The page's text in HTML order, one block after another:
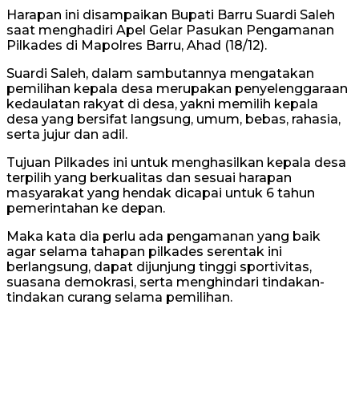
Harapan ini disampaikan Bupati Barru Suardi Saleh
saat menghadiri Apel Gelar Pasukan Pengamanan
Pilkades di Mapolres Barru, Ahad (18/12).
Suardi Saleh, dalam sambutannya mengatakan
pemilihan kepala desa merupakan penyelenggaraan
kedaulatan rakyat di desa, yakni memilih kepala
desa yang bersifat langsung, umum, bebas, rahasia,
serta jujur dan adil.
Tujuan Pilkades ini untuk menghasilkan kepala desa
terpilih yang berkualitas dan sesuai harapan
masyarakat yang hendak dicapai untuk 6 tahun
pemerintahan ke depan.
Maka kata dia perlu ada pengamanan yang baik
agar selama tahapan pilkades serentak ini
berlangsung, dapat dijunjung tinggi sportivitas,
suasana demokrasi, serta menghindari tindakan-
tindakan curang selama pemilihan.